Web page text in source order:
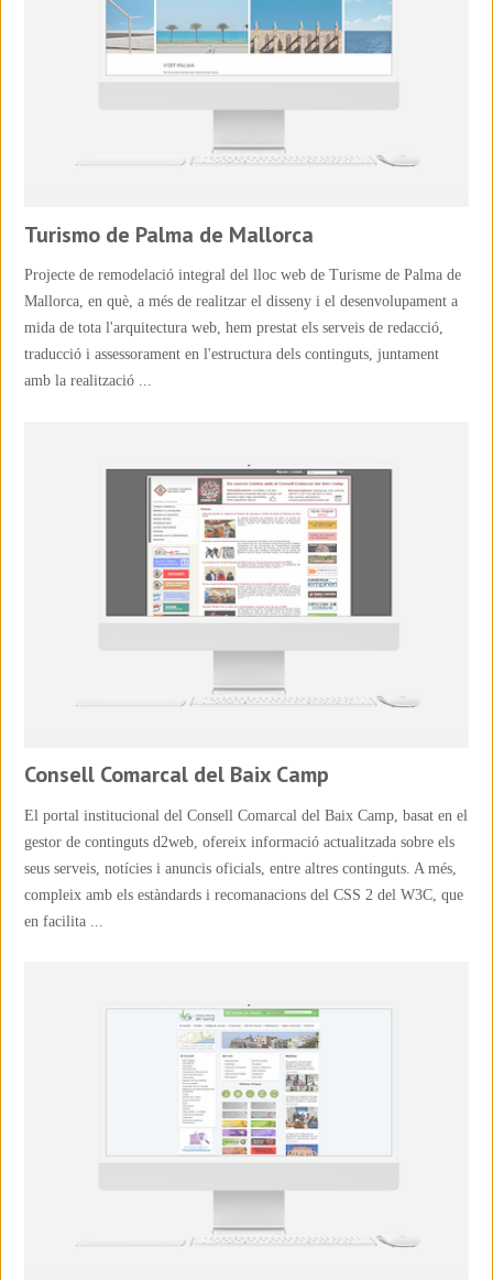
Turismo de Palma de Mallorca
Projecte de remodelació integral del lloc web de Turisme de Palma de
Mallorca, en què, a més de realitzar el disseny i el desenvolupament a
mida de tota l'arquitectura web, hem prestat els serveis de redacció,
traducció i assessorament en l'estructura dels continguts, juntament
amb la realització ...
Consell Comarcal del Baix Camp
El portal institucional del Consell Comarcal del Baix Camp, basat en el
gestor de continguts d2web, ofereix informació actualitzada sobre els
seus serveis, notícies i anuncis oficials, entre altres continguts. A més,
compleix amb els estàndards i recomanacions del CSS 2 del W3C, que
en facilita ...